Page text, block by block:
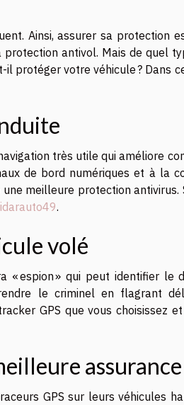
Ainsi, assurer sa protection
antivol. Mais de quel
protéger votre véhicule ? Dans
très utile qui améliore
de bord numériques et à la
meilleure protection antivirus.
.
volé
« espion » qui peut identifier le
le criminel en flagrant
GPS que vous choisissez
assurance
GPS sur leurs véhicules